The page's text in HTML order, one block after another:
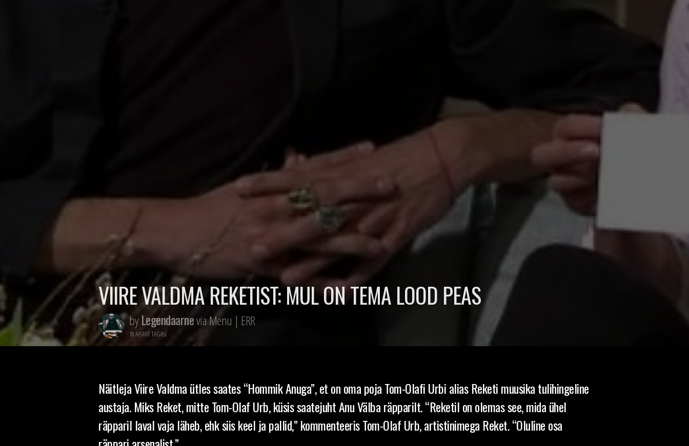
VIIRE VALDMA REKETIST: MUL ON TEMA LOOD PEAS
byLegendaarnevia Menu | ERR
10 AASTAT TAGASI
Näitleja Viire Valdma ütles saates “Hommik Anuga”, et on oma poja Tom-Olafi Urbi alias Reketi muusika tulihingeline
austaja. Miks Reket, mitte Tom-Olaf Urb, küsis saatejuht Anu Välba räpparilt. “Reketil on olemas see, mida ühel
räpparil laval vaja läheb, ehk siis keel ja pallid,” kommenteeris Tom-Olaf Urb, artistinimega Reket. “Oluline osa